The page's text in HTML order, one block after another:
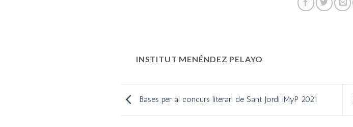
INSTITUT MENÉNDEZ PELAYO
Bases per al concurs literari de Sant Jordi iMyP 2021